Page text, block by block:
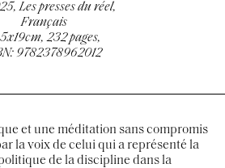
Les presses du réel,
Français
232 pages,
9782378962012
et une méditation sans compromis
la voix de celui qui a représenté la
de la discipline dans la